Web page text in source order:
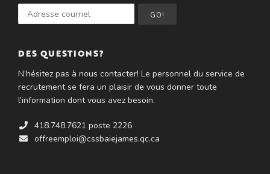
GO!
DES QUESTIONS?
N’hésitez pas à nous contacter! Le personnel du service de
recrutement se fera un plaisir de vous donner toute
l’information dont vous avez besoin.
418.748.7621 poste 2226
offreemploi@cssbaiejames.qc.ca